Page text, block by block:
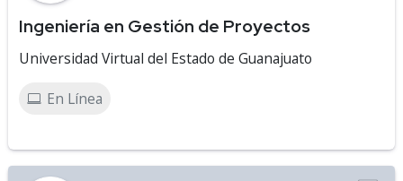
Ingeniería en Gestión de Proyectos
Universidad Virtual del Estado de Guanajuato
En Línea